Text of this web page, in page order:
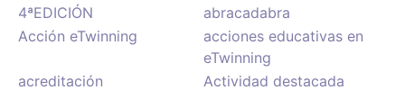
4ªEDICIÓN
abracadabra
Acción eTwinning
acciones educativas en
eTwinning
acreditación
Actividad destacada